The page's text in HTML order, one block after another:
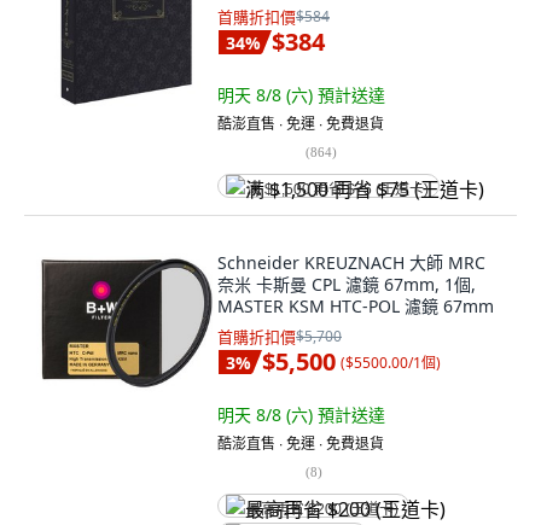
首購折扣價$584
34% $384
明天 8/8 (六) 預計送達
酷澎直售 ∙ 免運 ∙ 免費退貨
(864)
满 $1,500 再省 $75 (王道卡)
Schneider KREUZNACH 大師 MRC
奈米 卡斯曼 CPL 濾鏡 67mm, 1個,
MASTER KSM HTC-POL 濾鏡 67mm
首購折扣價$5,700
3% $5,500 ($5500.00/1個)
明天 8/8 (六) 預計送達
酷澎直售 ∙ 免運 ∙ 免費退貨
(8)
最高再省 $200 (王道卡)